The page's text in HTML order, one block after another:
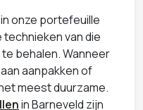
onze portefeuille
van die
behalen. Wanneer
aanpakken of
meest duurzame.
in Barneveld zijn